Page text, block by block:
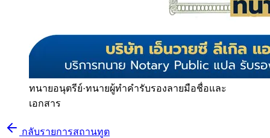
ทนายอนุตรีย์·ทนายผู้ทำคำรับรองลายมือชื่อและ
เอกสาร
กลับรายการสถานทูต